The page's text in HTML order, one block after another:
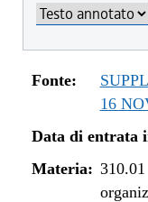
Fonte:
16
Data di entrata
Materia: 310.01